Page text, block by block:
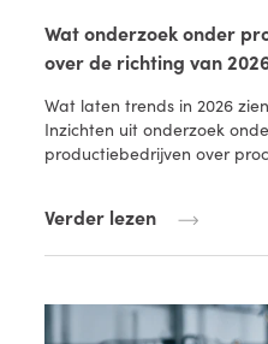
Wat onderzoek onder
over de richting van
Wat laten trends in 2026
Inzichten uit onderzoek
productiebedrijven over
Verder lezen